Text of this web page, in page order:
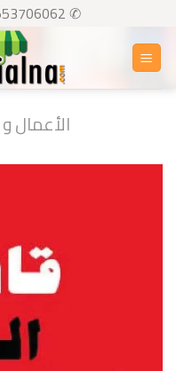
content
✆ 0553706062
الأعمال